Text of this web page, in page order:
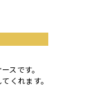
スです。
くれます。